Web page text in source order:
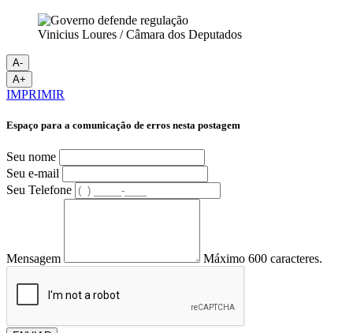
Vinicius Loures / Câmara dos Deputados
A-
A+
IMPRIMIR
Espaço para a comunicação de erros nesta postagem
Seu nome
Seu e-mail
Seu Telefone
Mensagem Máximo 600 caracteres.